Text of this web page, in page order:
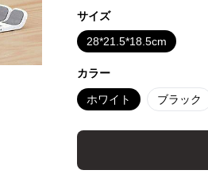
サイズ
28*21.5*18.5cm
カラー
ホワイト ブラック